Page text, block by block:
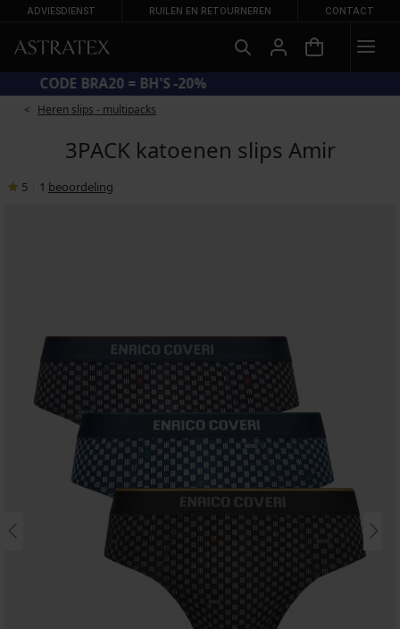
ADVIESDIENST RUILEN EN RETOURNEREN CONTACT
CODE BRA20 = BH'S -20%
Heren slips - multipacks
3PACK katoenen slips Amir
5 1 beoordeling